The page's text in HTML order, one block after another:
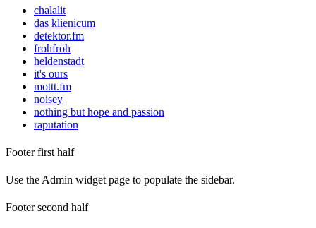
chalalit
das klienicum
detektor.fm
frohfroh
heldenstadt
it's ours
mottt.fm
noisey
nothing but hope and passion
raputation
Footer first half
Use the Admin widget page to populate the sidebar.
Footer second half